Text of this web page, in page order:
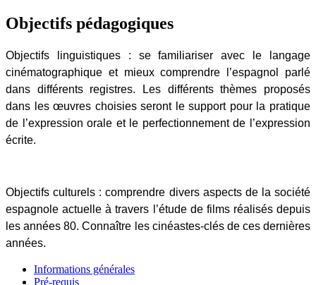
Objectifs pédagogiques
Objectifs linguistiques: se familiariser avec le langage
cinématographique et mieux comprendre l’espagnol parlé
dans différents registres. Les différents thèmes proposés
dans les œuvres choisies seront le support pour la pratique
de l’expression orale et le perfectionnement de l’expression
écrite.
Objectifs culturels : comprendre divers aspects de la société
espagnole actuelle à travers l’étude de films réalisés depuis
les années 80. Connaître les cinéastes-clés de ces dernières
années.
Informations générales
Pré-requis